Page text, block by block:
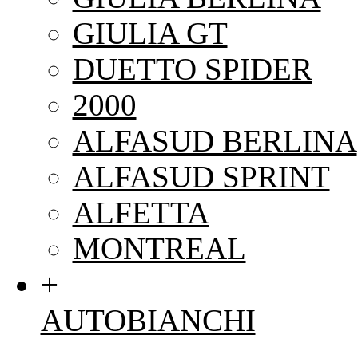
GIULIA GT
DUETTO SPIDER
2000
ALFASUD BERLINA
ALFASUD SPRINT
ALFETTA
MONTREAL
+
AUTOBIANCHI